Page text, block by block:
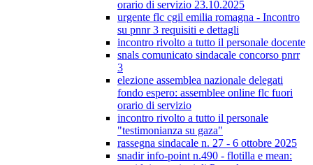
orario di servizio 23.10.2025
urgente flc cgil emilia romagna - Incontro
su pnnr 3 requisiti e dettagli
incontro rivolto a tutto il personale docente
snals comunicato sindacale concorso pnrr
3
elezione assemblea nazionale delegati
fondo espero: assemblee online flc fuori
orario di servizio
incontro rivolto a tutto il personale
"testimonianza su gaza"
rassegna sindacale n. 27 - 6 ottobre 2025
snadir info-point n.490 - flotilla e mean: